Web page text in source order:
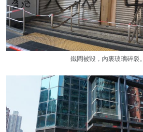
鐵閘被毀，內裏玻璃碎裂。